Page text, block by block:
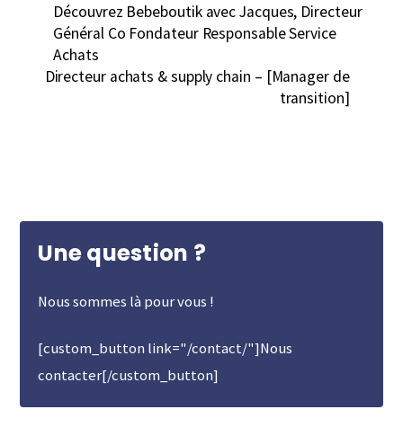
Découvrez Bebeboutik avec Jacques, Directeur
Général Co Fondateur Responsable Service
Achats
Directeur achats & supply chain – [Manager de
transition]
Une question ?
Nous sommes là pour vous !
[custom_button link="/contact/"]Nous
contacter[/custom_button]